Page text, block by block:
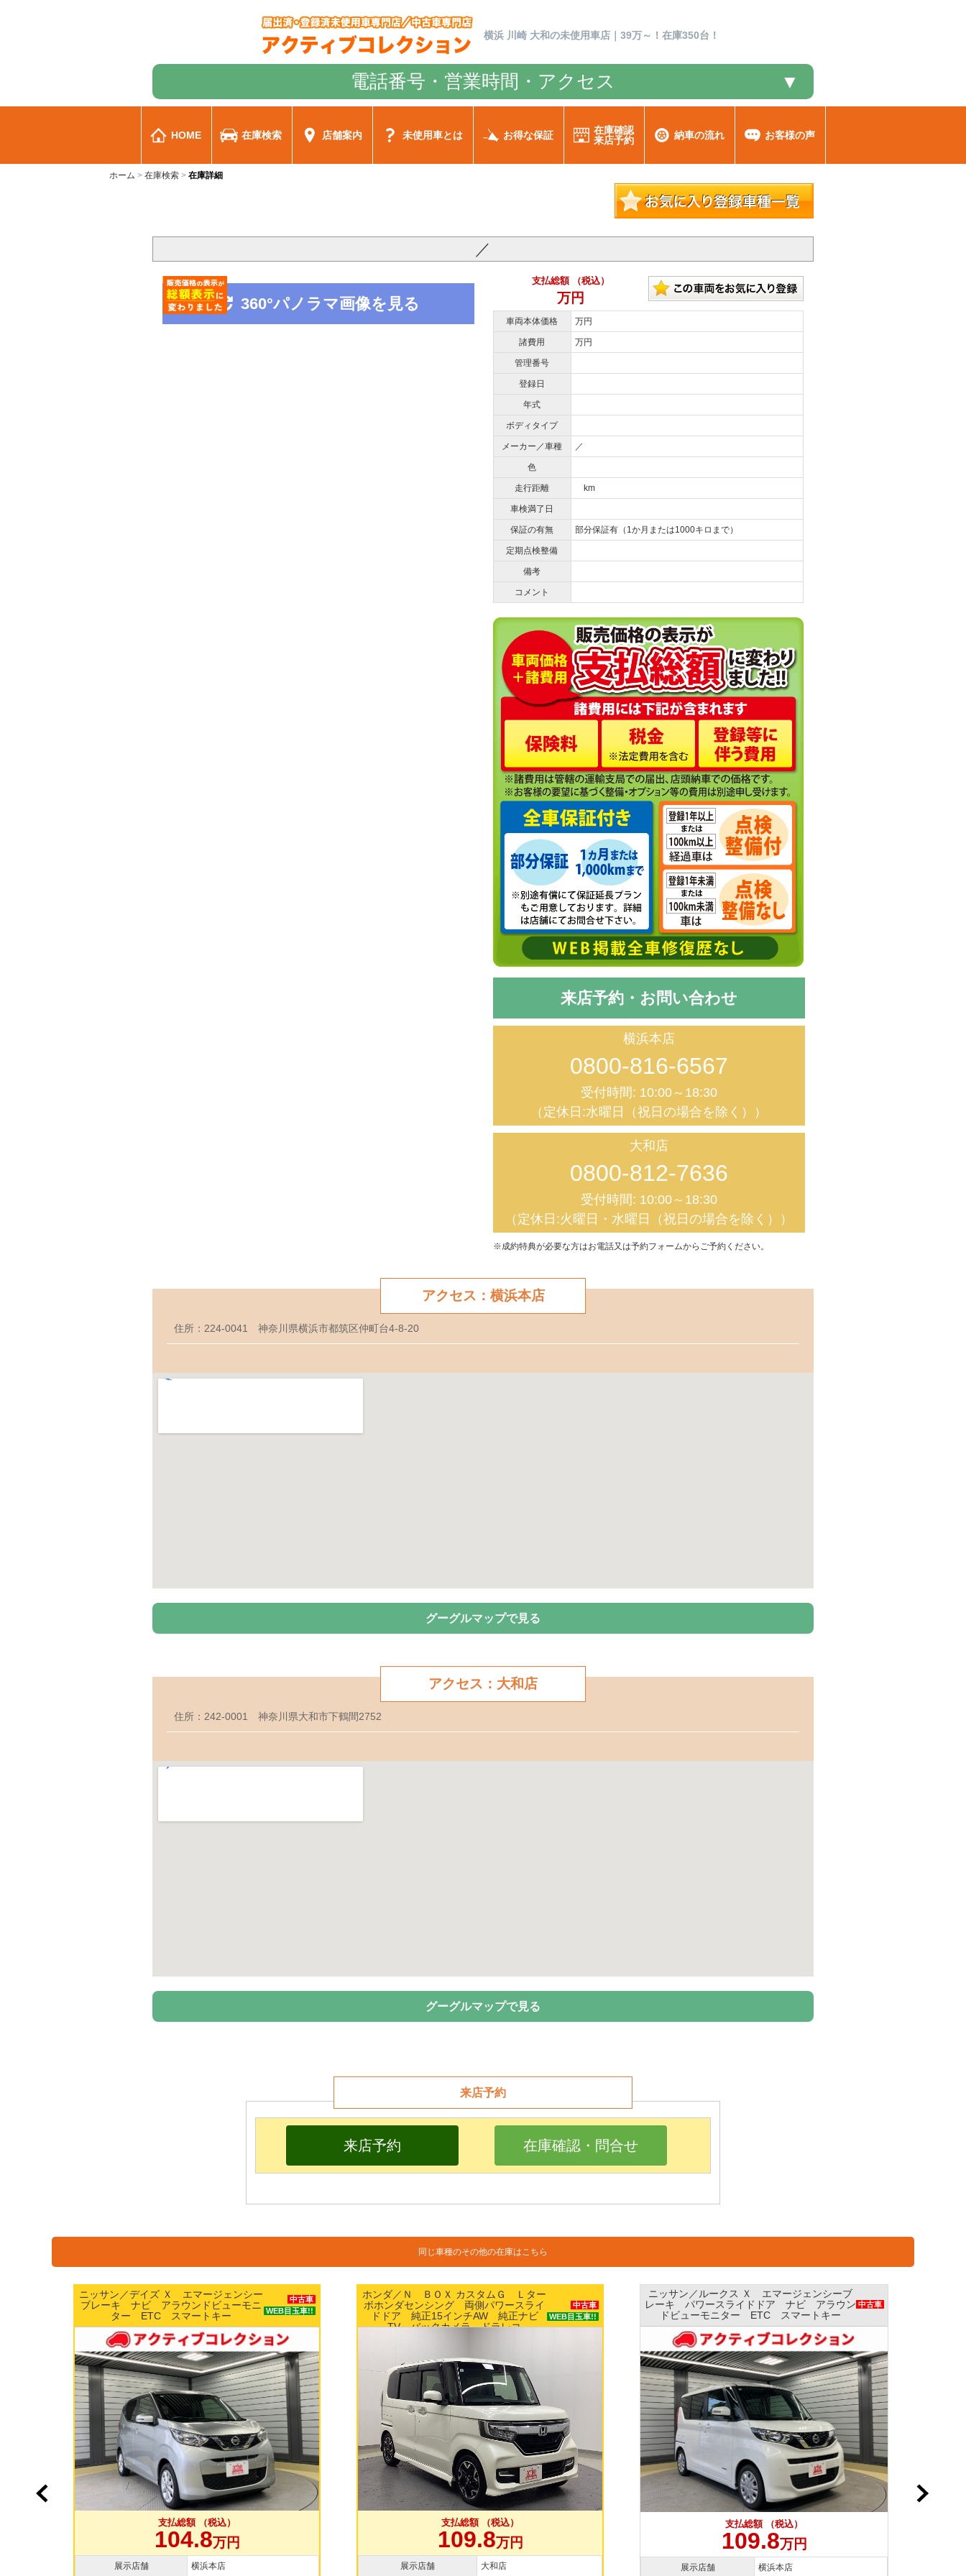
横浜 川崎 大和の未使用車店｜39万～！在庫350台！
電話番号・営業時間・アクセス ▼
HOME 在庫検索 店舗案内 未使用車とは お得な保証
在庫確認
来店予約
納車の流れ お客様の声
ホーム 在庫検索 在庫詳細
／
360°パノラマ画像を見る
支払総額 （税込）
万円
車両本体価格 万円
諸費用 万円
管理番号
登録日
年式
ボディタイプ
メーカー／車種 ／
色
走行距離 km
車検満了日
保証の有無 部分保証有（1か月または1000キロまで）
定期点検整備
備考
コメント
来店予約・お問い合わせ
横浜本店
0800-816-6567
受付時間: 10:00～18:30
（定休日:水曜日（祝日の場合を除く））
大和店
0800-812-7636
受付時間: 10:00～18:30
（定休日:火曜日・水曜日（祝日の場合を除く））
※成約特典が必要な方はお電話又は予約フォームからご予約ください。
アクセス：横浜本店
住所：224-0041 神奈川県横浜市都筑区仲町台4-8-20
グーグルマップで見る
アクセス：大和店
住所：242-0001 神奈川県大和市下鶴間2752
グーグルマップで見る
来店予約
来店予約 在庫確認・問合せ
同じ車種のその他の在庫はこちら
ホンダ／Ｎ ＢＯＸ カスタムＧ Ｌター
ボホンダセンシング 両側パワースライ
ドドア 純正15インチAW 純正ナビ
TV バックカメラ ドラレコ
中古車
WEB目玉車!!
支払総額 （税込）
109.8万円
展示店舗 大和店
ニッサン／ルークス Ｘ エマージェンシーブ
レーキ パワースライドドア ナビ アラウン
ドビューモニター ETC スマートキー
中古車
支払総額 （税込）
109.8万円
展示店舗 横浜本店
ニッサン／ルークス Ｘ エマージェンシーブレ
ーキ パワースライドドア ナビ 全方位モニ
ター AAC
中古車
支払総額 （税込）
109.8万円
展示店舗 横浜本店